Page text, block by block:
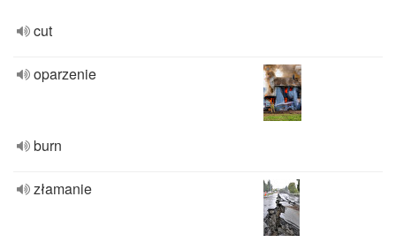
cut
oparzenie
burn
złamanie